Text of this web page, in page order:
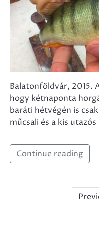
Balatonföldvár, 2015.
hogy kétnaponta
baráti hétvégén is
műcsali és a kis
Continue reading